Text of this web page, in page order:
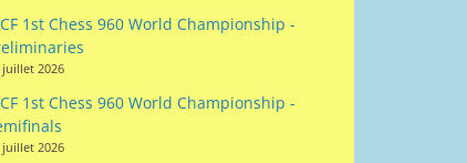
1st Chess 960 World Championship -
juillet 2026
1st Chess 960 World Championship -
juillet 2026